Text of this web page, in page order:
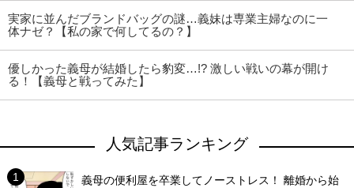
実家に並んだブランドバッグの謎…義妹は専業主婦なのに一
体ナゼ？【私の家で何してるの？】
優しかった義母が結婚したら豹変…!? 激しい戦いの幕が開け
る！【義母と戦ってみた】
人気記事ランキング
義母の便利屋を卒業してノーストレス！ 離婚から始